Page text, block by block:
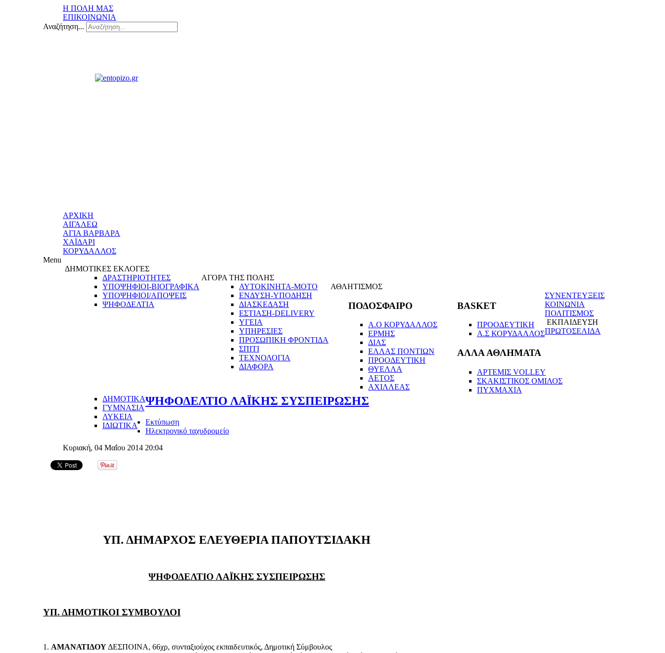
Η ΠΟΛΗ ΜΑΣ
ΕΠΙΚΟΙΝΩΝΙΑ
Αναζήτηση...
ΑΡΧΙΚΗ
ΑΙΓΑΛΕΩ
ΑΓΙΑ ΒΑΡΒΑΡΑ
ΧΑΪΔΑΡΙ
ΚΟΡΥΔΑΛΛΟΣ
Menu
ΔΗΜΟΤΙΚΕΣ ΕΚΛΟΓΕΣ
ΔΡΑΣΤΗΡΙΟΤΗΤΕΣ
ΥΠΟΨΗΦΙΟΙ-ΒΙΟΓΡΑΦΙΚΑ
ΥΠΟΨΗΦΙΟΙ/ΑΠΟΨΕΙΣ
ΨΗΦΟΔΕΛΤΙΑ
ΑΓΟΡΑ ΤΗΣ ΠΟΛΗΣ
ΑΥΤΟΚΙΝΗΤΑ-ΜΟΤΟ
ΕΝΔΥΣΗ-ΥΠΟΔΗΣΗ
ΔΙΑΣΚΕΔΑΣΗ
ΕΣΤΙΑΣΗ-DELIVERY
ΥΓΕΙΑ
ΥΠΗΡΕΣΙΕΣ
ΠΡΟΣΩΠΙΚΗ ΦΡΟΝΤΙΔΑ
ΣΠΙΤΙ
ΤΕΧΝΟΛΟΓΙΑ
ΔΙΑΦΟΡΑ
ΑΘΛΗΤΙΣΜΟΣ
ΠΟΔΟΣΦΑΙΡΟ
Α.Ο ΚΟΡΥΔΑΛΛΟΣ
ΕΡΜΗΣ
ΔΙΑΣ
ΕΛΛΑΣ ΠΟΝΤΙΩΝ
ΠΡΟΟΔΕΥΤΙΚΗ
ΘΥΕΛΛΑ
ΑΕΤΟΣ
ΑΧΙΛΛΕΑΣ
BASKET
ΠΡΟΟΔΕΥΤΙΚΗ
Α.Σ ΚΟΡΥΔΑΛΛΟΣ
ΑΛΛΑ ΑΘΛΗΜΑΤΑ
ΑΡΤΕΜΙΣ VOLLEΥ
ΣΚΑΚΙΣΤΙΚΟΣ ΟΜΙΛΟΣ
ΠΥΧΜΑΧΙΑ
ΣΥΝΕΝΤΕΥΞΕΙΣ
ΚΟΙΝΩΝΙΑ
ΠΟΛΙΤΙΣΜΟΣ
ΕΚΠΑΙΔΕΥΣΗ
ΔΗΜΟΤΙΚΑ
ΓΥΜΝΑΣΙΑ
ΛΥΚΕΙΑ
ΙΔΙΩΤΙΚΑ
ΠΡΩΤΟΣΕΛΙΔΑ
ΨΗΦΟΔΕΛΤΙΟ ΛΑΪΚΗΣ ΣΥΣΠΕΙΡΩΣΗΣ
Εκτύπωση
Ηλεκτρονικό ταχυδρομείο
Κυριακή, 04 Μαΐου 2014 20:04
ΥΠ. ΔΗΜΑΡΧΟΣ ΕΛΕΥΘΕΡΙΑ ΠΑΠΟΥΤΣΙΔΑΚΗ
ΨΗΦΟΔΕΛΤΙΟ ΛΑΪΚΗΣ ΣΥΣΠΕΙΡΩΣΗΣ
ΥΠ. ΔΗΜΟΤΙΚΟΙ ΣΥΜΒΟΥΛΟΙ
1. ΑΜΑΝΑΤΙΔΟΥ ΔΕΣΠΟΙΝΑ, 66χρ, συνταξιούχος εκπαιδευτικός, Δημοτική Σύμβουλος